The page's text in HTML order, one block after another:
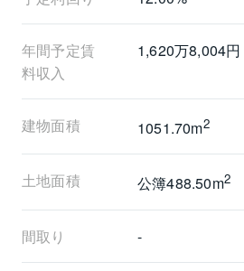
年間予定賃
料収入
1,620万8,004円
建物面積 1051.70m2
土地面積 公簿488.50m2
間取り -